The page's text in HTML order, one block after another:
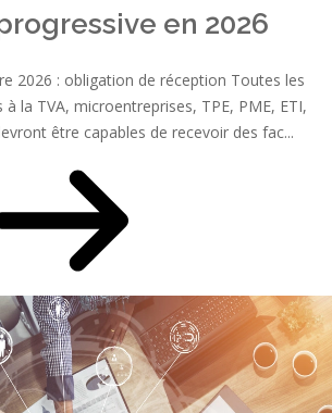
en 2026
2026 : obligation de réception Toutes les
la TVA, microentreprises, TPE, PME, ETI,
être capables de recevoir des fac...